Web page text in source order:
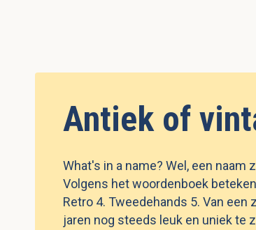
Antiek of
What's in a name? Wel, een
Volgens het woordenboek
Retro 4. Tweedehands 5. Van
jaren nog steeds leuk en uniek te